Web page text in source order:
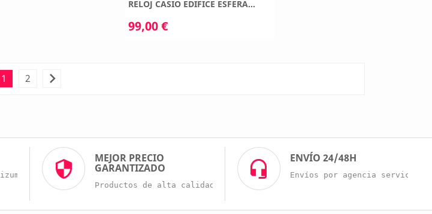
RELOJ CASIO EDIFICE ESFERA...
99,00 €
1 2 
- Trans. Bancaria
MEJOR PRECIO
GARANTIZADO
Productos de alta calidad a buenos precios.
ENVÍO 24/48H
Envíos por agencia servicio